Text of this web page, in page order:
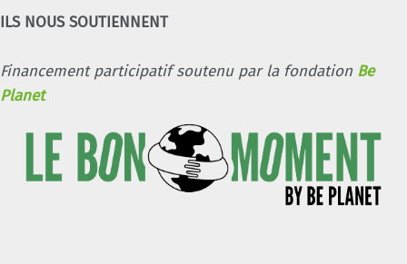
ILS NOUS SOUTIENNENT
Financement participatif soutenu par la fondation Be
Planet